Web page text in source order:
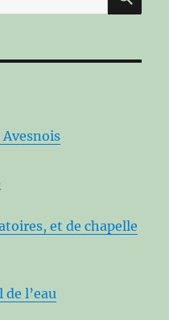
et de chapelle
l’eau